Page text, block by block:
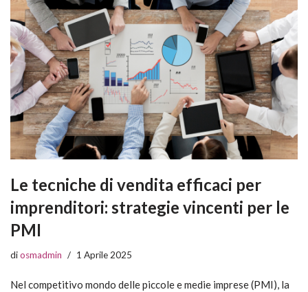
Le tecniche di vendita efficaci per
imprenditori: strategie vincenti per le
PMI
diosmadmin 1 Aprile 2025
Nel competitivo mondo delle piccole e medie imprese (PMI), la